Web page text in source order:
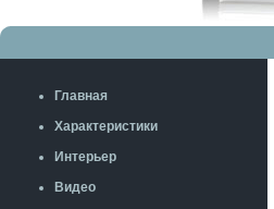
Главная
Характеристики
Интерьер
Видео